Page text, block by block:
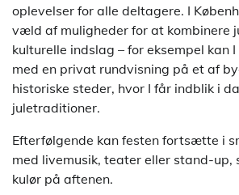
oplevelser for alle deltagere. I
væld af muligheder for at kombinere
kulturelle indslag – for eksempel kan
med en privat rundvisning på et af
historiske steder, hvor I får indblik i
juletraditioner.
Efterfølgende kan festen fortsætte i
med livemusik, teater eller stand-
kulør på aftenen.